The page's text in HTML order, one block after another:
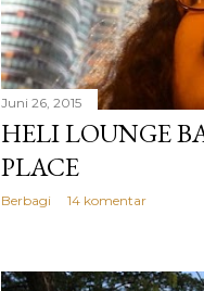
Juni 26, 2015
HELI LOUNGE
PLACE
Berbagi 14 komentar